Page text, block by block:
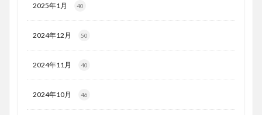
2025年1月 40
2024年12月 50
2024年11月 40
2024年10月 46